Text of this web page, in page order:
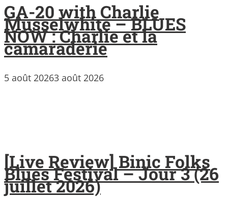
GA-20 with Charlie
Musselwhite – BLUES
NOW : Charlie et la
camaraderie
5 août 20263 août 2026
[Live Review] Binic Folks
Blues Festival – Jour 3 (26
juillet 2026)